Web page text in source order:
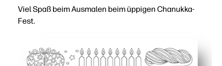
Viel Spaß beim Ausmalen beim üppigen Chanukka-
Fest.
Verführt Kinder in die Chanukka-Traditionen —